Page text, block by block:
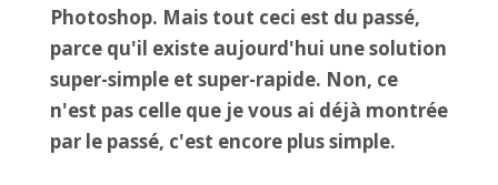
Photoshop. Mais tout ceci est du passé,
parce qu'il existe aujourd'hui une solution
super-simple et super-rapide. Non, ce
n'est pas celle que je vous ai déjà montrée
par le passé, c'est encore plus simple.